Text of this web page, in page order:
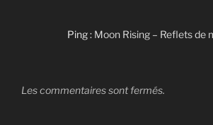
Ping : Moon Rising – Reflets de
Les commentaires sont fermés.